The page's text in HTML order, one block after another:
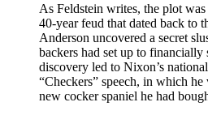
As Feldstein writes, the plot
40-year feud that dated back to
Anderson uncovered a secret
backers had set up to
discovery led to Nixon’s
“Checkers” speech, in which
new cocker spaniel he had